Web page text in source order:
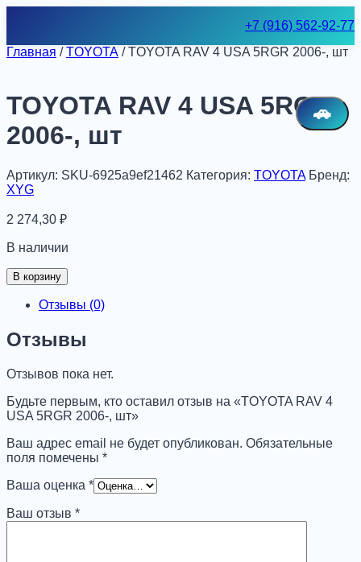
+7 (916) 562-92-77
🚗
Главная /TOYOTA / TOYOTA RAV 4 USA 5RGR 2006-, шт
TOYOTA RAV 4 USA 5RGR
2006-, шт
Артикул: SKU-6925a9ef21462 Категория: TOYOTA Бренд:
XYG
2 274,30 ₽
В наличии
Количество
товара
TOYOTA
4
USA
2006-,
В корзину
Отзывы (0)
Отзывы
Отзывов пока нет.
Будьте первым, кто оставил отзыв на «TOYOTA RAV 4
USA 5RGR 2006-, шт»
Ваш адрес email не будет опубликован. Обязательные
поля помечены *
Ваша оценка *
Ваш отзыв *